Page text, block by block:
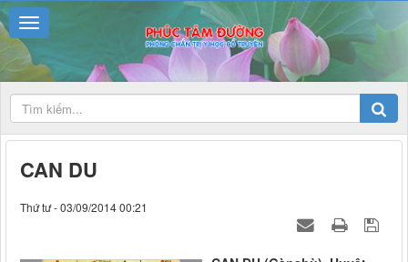
CAN DU
Thứ tư - 03/09/2014 00:21